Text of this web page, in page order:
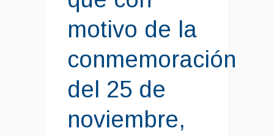
motivo de la
conmemoración
del 25 de
noviembre,